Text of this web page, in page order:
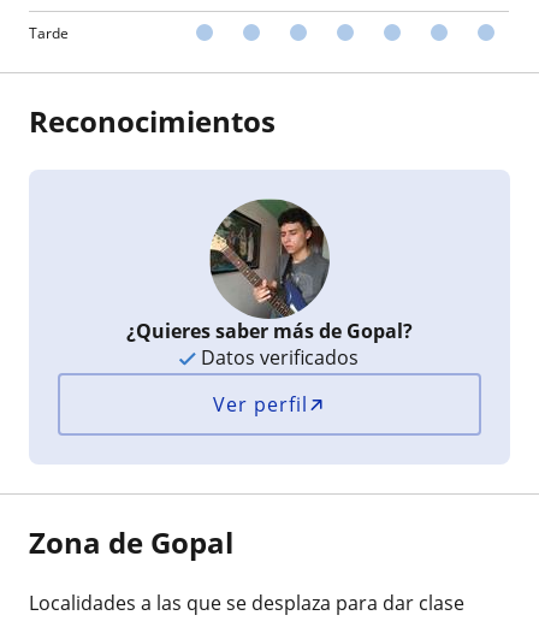
Tarde
Reconocimientos
¿Quieres saber más de Gopal?
Datos verificados
Ver perfil
Zona de Gopal
Localidades a las que se desplaza para dar clase